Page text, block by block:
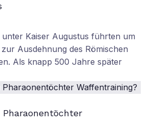
Kaiser Augustus führten um
Ausdehnung des Römischen
Als knapp 500 Jahre später